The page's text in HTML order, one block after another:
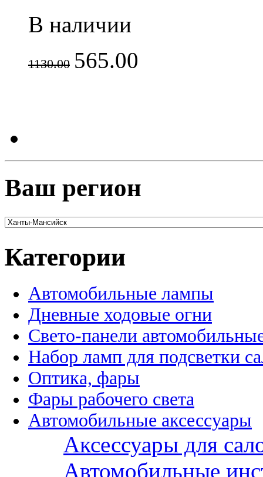
В наличии
1130.00 565.00
Ваш регион
Категории
Автомобильные лампы
Дневные ходовые огни
Свето-панели
Набор ламп для подсветки
Оптика, фары
Фары рабочего света
Автомобильные аксессуары
Аксессуары для
Автомобильные